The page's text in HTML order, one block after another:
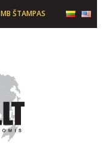
MB ŠTAMPAS